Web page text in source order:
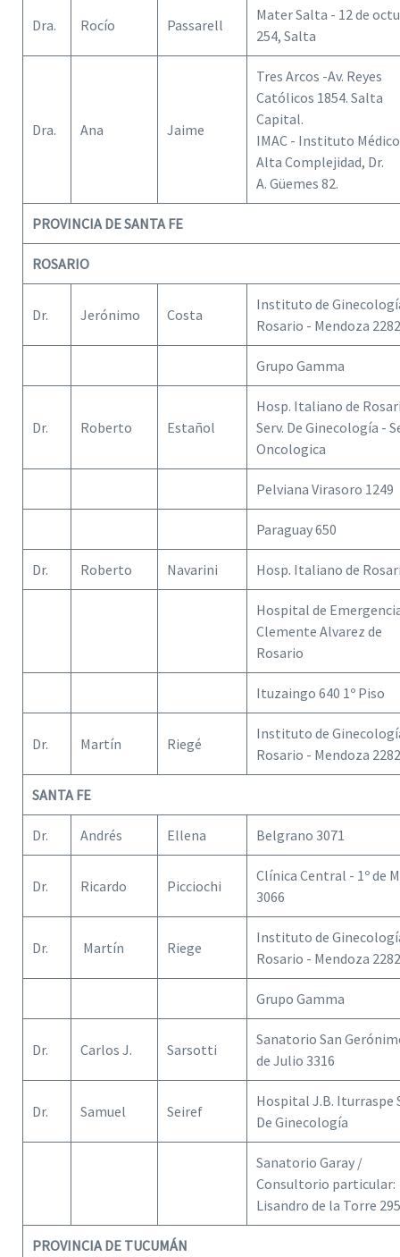
Dra. Rocío Passarell
Mater Salta - 12 de
254, Salta
Dra. Ana Jaime
Tres Arcos -Av. Reyes
Católicos 1854. Salta
Capital.
IMAC - Instituto
Alta Complejidad, Dr.
A. Güemes 82.
PROVINCIA DE SANTA FE
ROSARIO
Dr. Jerónimo Costa
Instituto de
Rosario - Mendoza 2282
Grupo Gamma
Dr. Roberto Estañol
Hosp. Italiano de
Serv. De Ginecología -
Oncologica
Pelviana Virasoro 1249
Paraguay 650
Dr. Roberto Navarini Hosp. Italiano de
Hospital de
Clemente Alvarez de
Rosario
Ituzaingo 640 1º Piso
Dr. Martín Riegé
Instituto de
Rosario - Mendoza 2282
SANTA FE
Dr. Andrés Ellena Belgrano 3071
Dr. Ricardo Picciochi
Clínica Central - 1º de
3066
Dr. Martín Riege
Instituto de
Rosario - Mendoza 2282
Grupo Gamma
Dr. Carlos J. Sarsotti
Sanatorio San
de Julio 3316
Dr. Samuel Seiref
Hospital J.B. Iturraspe
De Ginecología
Sanatorio Garay /
Consultorio particular:
Lisandro de la Torre
PROVINCIA DE TUCUMÁN